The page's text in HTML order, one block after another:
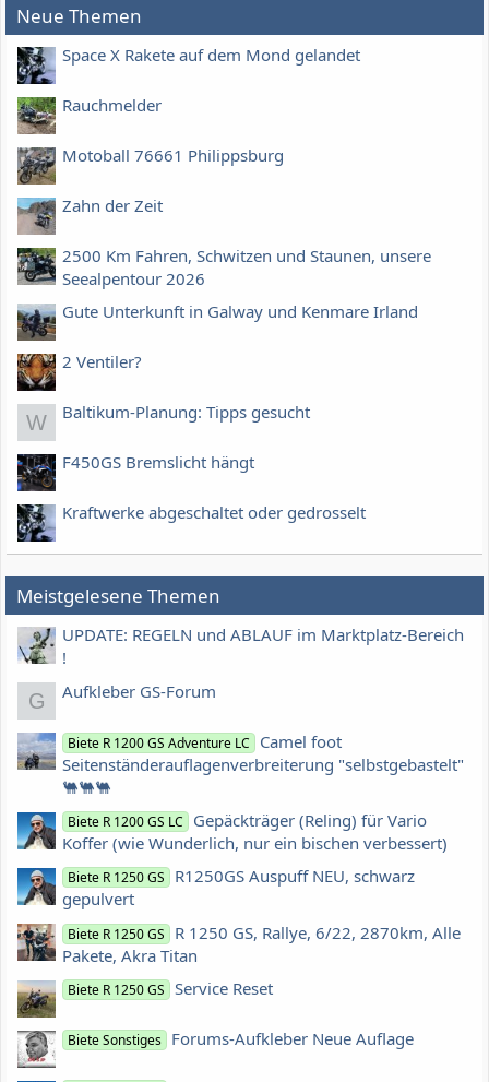
Neue Themen
Space X Rakete auf dem Mond gelandet
Rauchmelder
Motoball 76661 Philippsburg
Zahn der Zeit
2500 Km Fahren, Schwitzen und Staunen, unsere
Seealpentour 2026
Gute Unterkunft in Galway und Kenmare Irland
2 Ventiler?
W Baltikum-Planung: Tipps gesucht
F450GS Bremslicht hängt
Kraftwerke abgeschaltet oder gedrosselt
Meistgelesene Themen
UPDATE: REGELN und ABLAUF im Marktplatz-Bereich
!
G Aufkleber GS-Forum
Biete R 1200 GS Adventure LC
Camel foot
Seitenständerauflagenverbreiterung "selbstgebastelt"
🐫🐫🐫
Biete R 1200 GS LC
Gepäckträger (Reling) für Vario
Koffer (wie Wunderlich, nur ein bischen verbessert)
Biete R 1250 GS
R1250GS Auspuff NEU, schwarz
gepulvert
Biete R 1250 GS
R 1250 GS, Rallye, 6/22, 2870km, Alle
Pakete, Akra Titan
Biete R 1250 GS Service Reset
Biete Sonstiges Forums-Aufkleber Neue Auflage